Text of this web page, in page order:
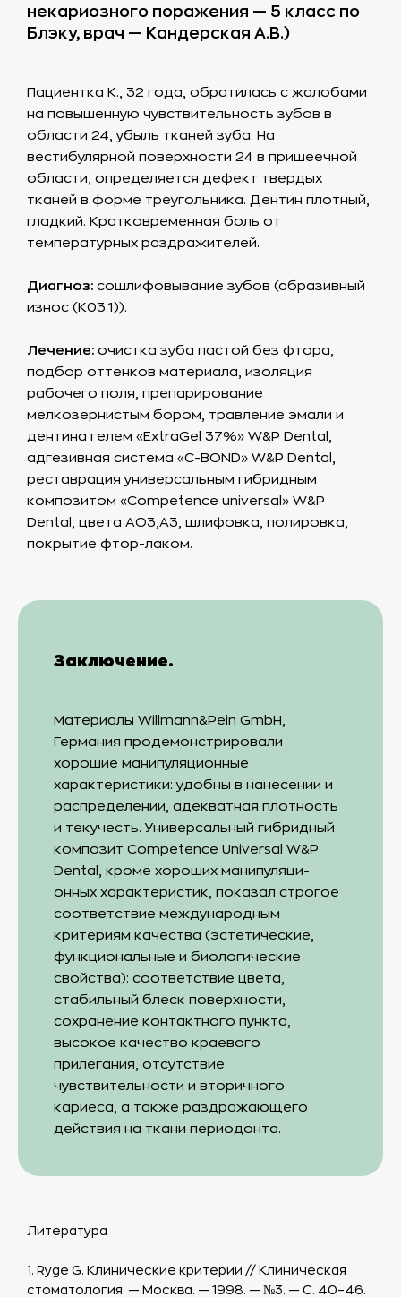
некариозного поражения — 5 класс по
Блэку, врач — Кандерская А.В.)
Пациентка К., 32 года, обратилась с жалобами
на повышенную чувствительность зубов в
области 24, убыль тканей зуба. На
вестибулярной поверхности 24 в пришеечной
области, определяется дефект твердых
тканей в форме треугольника. Дентин плотный,
гладкий. Кратковременная боль от
температурных раздражителей.
Диагноз: сошлифовывание зубов (абразивный
износ (К03.1)).
Лечение: очистка зуба пастой без фтора,
подбор оттенков материала, изоляция
рабочего поля, препарирование
мелкозернистым бором, травление эмали и
дентина гелем «ExtraGel 37%» W&P Dental,
адгезивная система «C-BOND» W&P Dental,
реставрация универсальным гибридным
композитом «Competence universal» W&P
Dental, цвета АO3,А3, шлифовка, полировка,
покрытие фтор-лаком.
Заключение.
Материалы Willmann&Pein GmbH,
Германия продемонстрировали
хорошие манипуляционные
характеристики: удобны в нанесении и
распределении, адекватная плотность
и текучесть. Универсальный гибридный
композит Competence Universal W&P
Dental, кроме хороших манипуляци-
онных характеристик, показал строгое
соответствие международным
критериям качества (эстетические,
функциональные и биологические
свойства): соответствие цвета,
стабильный блеск поверхности,
сохранение контактного пункта,
высокое качество краевого
прилегания, отсутствие
чувствительности и вторичного
кариеса, а также раздражающего
действия на ткани периодонта.
Литература
1. Ryge G. Клинические критерии // Клиническая
стоматология. — Москва. — 1998. — №3. — С. 40–46.